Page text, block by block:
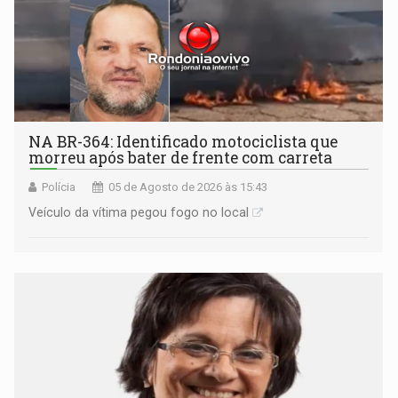
NA BR-364: Identificado motociclista que
morreu após bater de frente com carreta
Polícia 05 de Agosto de 2026 às 15:43
Veículo da vítima pegou fogo no local